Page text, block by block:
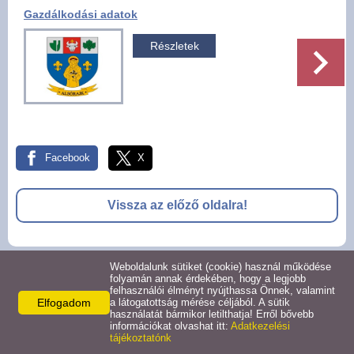
Pályázatok
Választási információk -
Felsőrajk
Alsórajk
Gazdálkodási adatok
Részletek
Facebook X
Vissza az előző oldalra!
© 2026 -
Adatkezelési tájékoztató Oldal információk Impresszum
Elfogadom
Weboldalunk sütiket (cookie) használ működése
folyamán annak érdekében, hogy a legjobb
felhasználói élményt nyújthassa Önnek, valamint
a látogatottság mérése céljából. A sütik
használatát bármikor letilthatja! Erről bővebb
információkat olvashat itt: Adatkezelési
tájékoztatónk